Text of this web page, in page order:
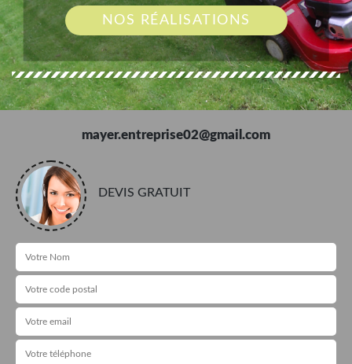
NOS RÉALISATIONS
mayer.entreprise02@gmail.com
DEVIS GRATUIT